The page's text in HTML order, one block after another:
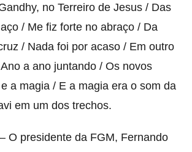
no Terreiro de Jesus / Das
/ Me fiz forte no abraço / Da
/ Nada foi por acaso / Em outro
a ano juntando / Os novos
a magia / E a magia era o som da
em um dos trechos.
O presidente da FGM, Fernando